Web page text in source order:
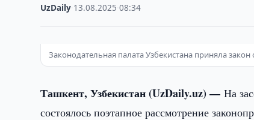
UzDaily 13.08.2025 ·08:34
Законодательная палата Узбекистана приняла
Ташкент, Узбекистан (UzDaily.uz) —На
состоялось поэтапное рассмотрение